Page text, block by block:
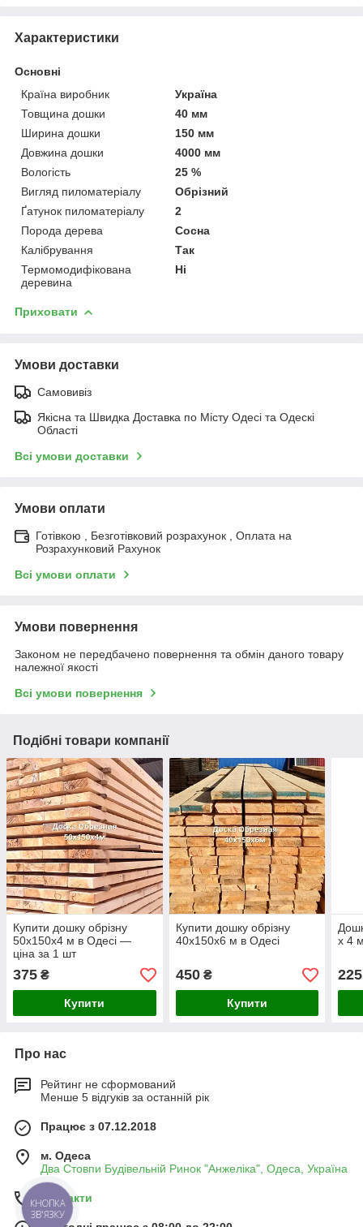
Характеристики
Основні
Країна виробник
Україна
Товщина дошки
40 мм
Ширина дошки
150 мм
Довжина дошки
4000 мм
Вологість
25 %
Вигляд пиломатеріалу
Обрізний
Ґатунок пиломатеріалу
2
Порода дерева
Сосна
Калібрування
Так
Термомодифікована
деревина
Ні
Приховати
Умови доставки
Самовивіз
Якісна та Швидка Доставка по Місту Одесі та Одескі
Області
Всі умови доставки
Умови оплати
Готівкою , Безготівковий розрахунок , Оплата на
Розрахунковий Рахунок
Всі умови оплати
Умови повернення
Законом не передбачено повернення та обмін даного товару
належної якості
Всі умови повернення
Подібні товари компанії
Купити дошку обрізну
50х150х4 м в Одесі —
ціна за 1 шт
375 ₴
Купити
Купити дошку обрізну
40х150х6 м в Одесі
450₴
Купити
х 4
225
Про нас
Рейтинг не сформований
Менше 5 відгуків за останній рік
Працює з 07.12.2018
м. Одеса
Два Стовпи Будівельній Ринок "Анжеліка", Одеса, Україна
Контакти
КНОПКА
ЗВ'ЯЗКУ